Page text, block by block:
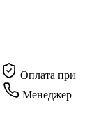
Оплата при
Менеджер